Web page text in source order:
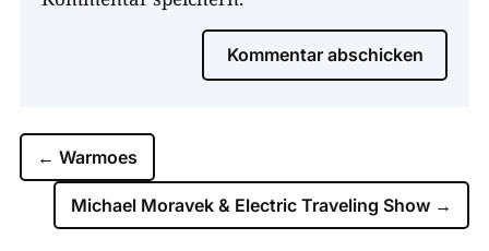
Kommentar abschicken
← Warmoes
Michael Moravek & Electric Traveling Show →